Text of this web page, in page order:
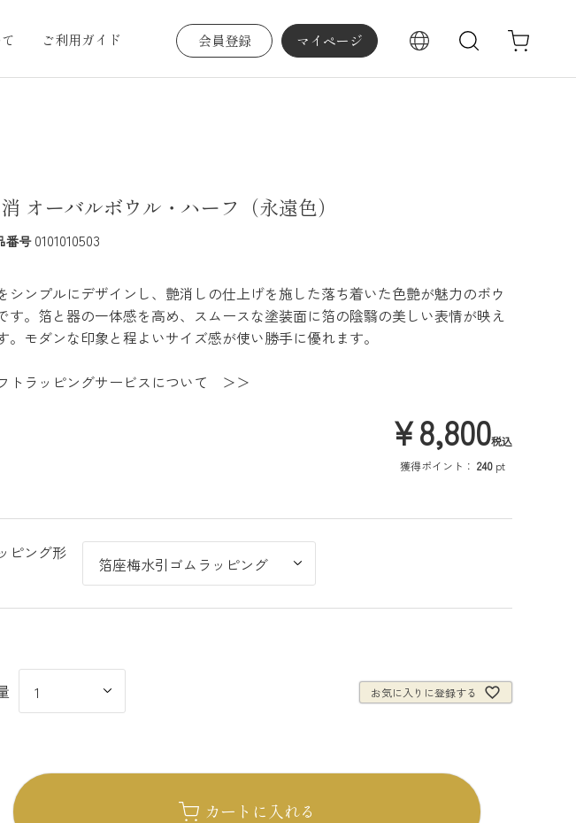
ご利用ガイド 会員登録 マイページ 検索
オーバルボウル・ハーフ（永遠色）
番号 0101010503
シンプルにデザインし、艶消しの仕上げを施した落ち着いた色艶が魅力のボウ
す。箔と器の一体感を高め、スムースな塗装面に箔の陰翳の美しい表情が映え
。モダンな印象と程よいサイズ感が使い勝手に優れます。
トラッピングサービスについて ＞＞
¥8,800税込
獲得ポイント： 240 pt
ピング形
お気に入りに登録する
カートに入れる